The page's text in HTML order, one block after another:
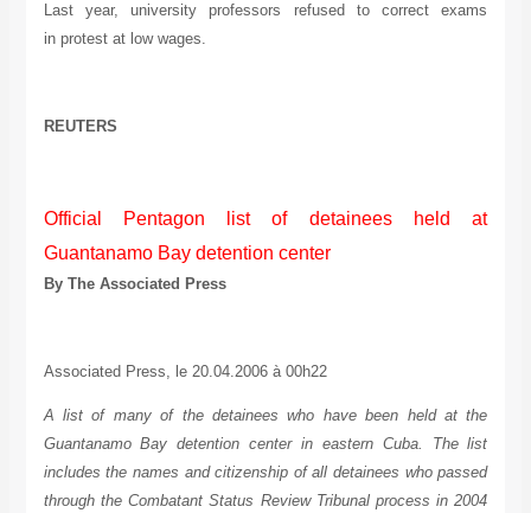
Last year, university professors refused to correct exams
in protest at low wages.
REUTERS
Official Pentagon list of detainees held at
Guantanamo Baydetention center
By The Associated Press
Associated Press, le 20.04.2006 à 00h22
A list of many of the detainees who have been held at the
Guantanamo Bay detention center in eastern Cuba. The list
includes the names and citizenship of all detainees who passed
through the Combatant Status Review Tribunal process in 2004